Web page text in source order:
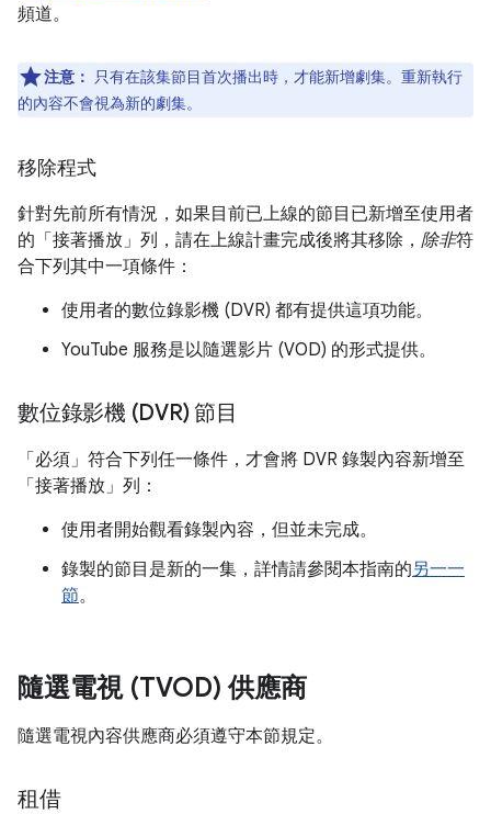
頻道。
注意： 只有在該集節目首次播出時，才能新增劇集。重新執行
的內容不會視為新的劇集。
移除程式
針對先前所有情況，如果目前已上線的節目已新增至使用者
的「接著播放」 列，請在上線計畫完成後將其移除， 除非符
合下列其中一項條件：
使用者的數位錄影機 (DVR) 都有提供這項功能。
YouTube 服務是以隨選影片 (VOD) 的形式提供。
數位錄影機 (DVR) 節目
「必須」 符合下列任一條件，才會將 DVR 錄製內容新增至
「接著播放」 列：
使用者開始觀看錄製內容，但並未完成。
錄製的節目是新的一集，詳情請參閱本指南的另一一
節。
隨選電視 (TVOD) 供應商
隨選電視內容供應商必須遵守本節規定。
租借